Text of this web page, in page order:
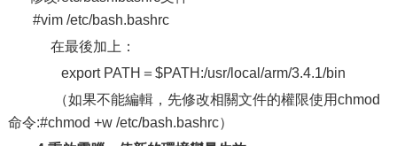
#vim /etc/bash.bashrc
在最後加上：
export PATH＝$PATH:/usr/local/arm/3.4.1/bin
（如果不能編輯，先修改相關文件的權限使用chmod
命令:#chmod +w /etc/bash.bashrc）